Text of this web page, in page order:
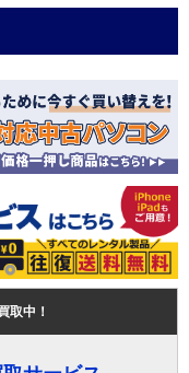
取中！